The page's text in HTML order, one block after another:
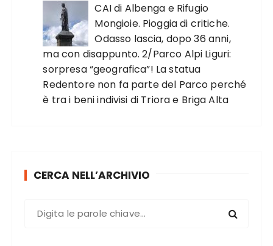
CAI di Albenga e Rifugio
Mongioie. Pioggia di critiche.
Odasso lascia, dopo 36 anni,
ma con disappunto. 2/Parco Alpi Liguri:
sorpresa “geografica”! La statua
Redentore non fa parte del Parco perché
è tra i beni indivisi di Triora e Briga Alta
CERCA NELL’ARCHIVIO